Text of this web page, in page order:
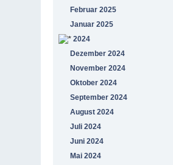
Februar 2025
Januar 2025
2024
Dezember 2024
November 2024
Oktober 2024
September 2024
August 2024
Juli 2024
Juni 2024
Mai 2024